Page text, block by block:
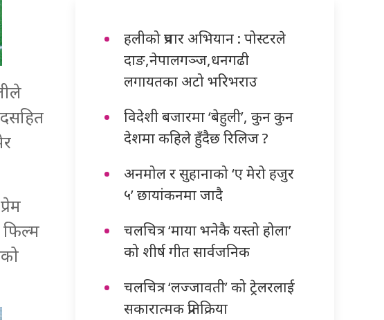
फिल्म
हलीको प्रचार अभियान : पोस्टरले
दाङ,नेपालगञ्ज,धनगढी
लगायतका अटो भरिभराउ
विदेशी बजारमा ‘बेहुली’, कुन कुन
देशमा कहिले हुँदैछ रिलिज ?
अनमोल र सुहानाको ‘ए मेरो हजुर
५’ छायांकनमा जादै
चलचित्र ‘माया भनेकै यस्तो होला’
को शीर्ष गीत सार्वजनिक
चलचित्र ‘लज्जावती’ को ट्रेलरलाई
सकारात्मक प्रतिक्रिया